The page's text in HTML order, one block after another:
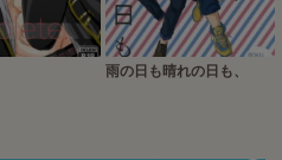
雨の日も晴れの日も、